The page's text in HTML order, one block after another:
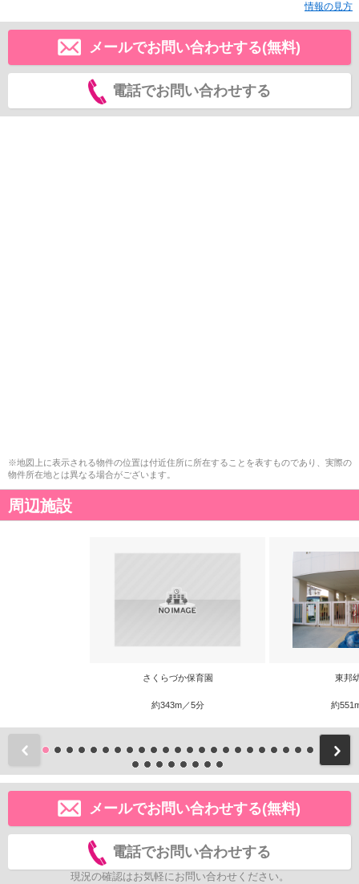
情報の見方
メールでお問い合わせする(無料)
電話でお問い合わせする
※地図上に表示される物件の位置は付近住所に所在することを表すものであり、実際の
物件所在地とは異なる場合がございます。
周辺施設
さくらづか保育園
約343m／5分
東邦
約
前
メールでお問い合わせする(無料)
電話でお問い合わせする
現況の確認はお気軽にお問い合わせください。